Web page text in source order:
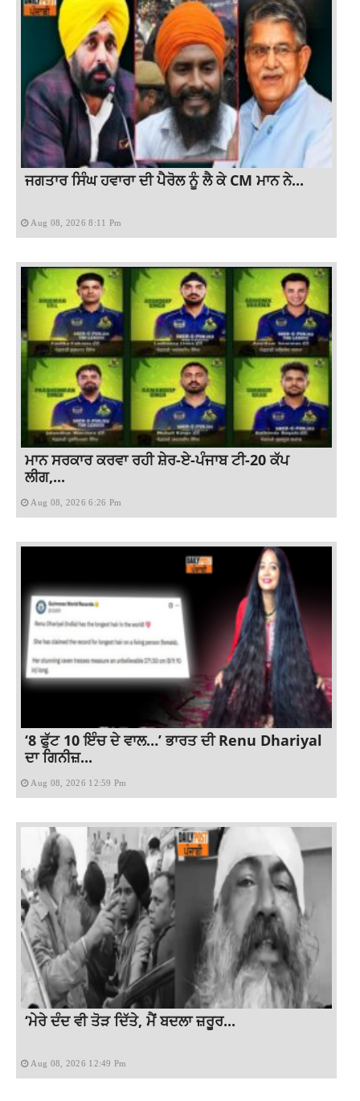
ਜਗਤਾਰ ਸਿੰਘ ਹਵਾਰਾ ਦੀ ਪੈਰੋਲ ਨੂੰ ਲੈ ਕੇ CM ਮਾਨ ਨੇ...
Aug 08, 2026 8:11 Pm
ਮਾਨ ਸਰਕਾਰ ਕਰਵਾ ਰਹੀ ਸ਼ੇਰ-ਏ-ਪੰਜਾਬ ਟੀ-20 ਕੱਪ
ਲੀਗ,...
Aug 08, 2026 6:26 Pm
‘8 ਫੁੱਟ 10 ਇੰਚ ਦੇ ਵਾਲ…’ ਭਾਰਤ ਦੀ Renu Dhariyal
ਦਾ ਗਿਨੀਜ਼...
Aug 08, 2026 12:59 Pm
‘ਮੇਰੇ ਦੰਦ ਵੀ ਤੋੜ ਦਿੱਤੇ, ਮੈਂ ਬਦਲਾ ਜ਼ਰੂਰ...
Aug 08, 2026 12:49 Pm